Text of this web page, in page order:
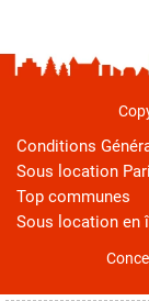
Conditions
Sous location
Top communes
Sous location en